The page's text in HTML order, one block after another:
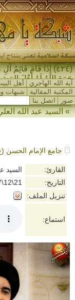
(٤٢٤) إِذَا قَامَ قَائِمُ
جَمَعَ اللهُ لَهُ أَهْلَ
آية الله الهاجري أهل
المكتبة المقالية
شبهات
صور
اتصل بنا
»السيد عبد الله
جامع الإمام الحسن
القارئ:
السيد
التاريخ:
21\12\1437هـ
تنزيل الملف:
استماع: